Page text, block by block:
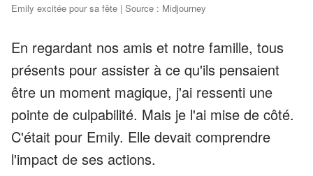
Emily excitée pour sa fête | Source : Midjourney
En regardant nos amis et notre famille, tous
présents pour assister à ce qu'ils pensaient
être un moment magique, j'ai ressenti une
pointe de culpabilité. Mais je l'ai mise de côté.
C'était pour Emily. Elle devait comprendre
l'impact de ses actions.